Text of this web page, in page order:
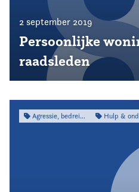
2 september 2019
Persoonlijke
raadsleden
Agressie, bedreiging & intimidatie Hulp &